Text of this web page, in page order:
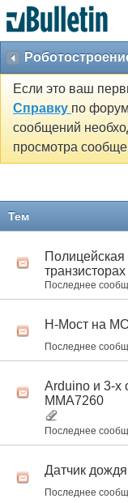
Если это ваш
Справку по
сообщений
просмотра
Тем
Полицейская
транзисторах
Последнее
Н-Мост на
Последнее
Arduino и 3-х
MMA7260
Последнее
Датчик
Последнее